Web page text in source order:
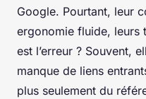
Google. Pourtant, leur
ergonomie fluide, leurs
est l’erreur ? Souvent,
manque de liens
plus seulement du